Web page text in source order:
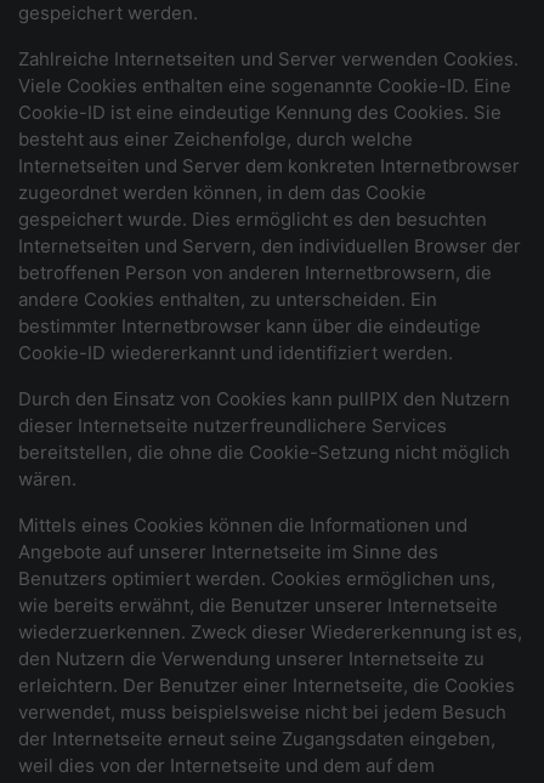
gespeichert werden.
Zahlreiche Internetseiten und Server verwenden Cookies.
Viele Cookies enthalten eine sogenannte Cookie-ID. Eine
Cookie-ID ist eine eindeutige Kennung des Cookies. Sie
besteht aus einer Zeichenfolge, durch welche
Internetseiten und Server dem konkreten Internetbrowser
zugeordnet werden können, in dem das Cookie
gespeichert wurde. Dies ermöglicht es den besuchten
Internetseiten und Servern, den individuellen Browser der
betroffenen Person von anderen Internetbrowsern, die
andere Cookies enthalten, zu unterscheiden. Ein
bestimmter Internetbrowser kann über die eindeutige
Cookie-ID wiedererkannt und identifiziert werden.
Durch den Einsatz von Cookies kann pullPIX den Nutzern
dieser Internetseite nutzerfreundlichere Services
bereitstellen, die ohne die Cookie-Setzung nicht möglich
wären.
Mittels eines Cookies können die Informationen und
Angebote auf unserer Internetseite im Sinne des
Benutzers optimiert werden. Cookies ermöglichen uns,
wie bereits erwähnt, die Benutzer unserer Internetseite
wiederzuerkennen. Zweck dieser Wiedererkennung ist es,
den Nutzern die Verwendung unserer Internetseite zu
erleichtern. Der Benutzer einer Internetseite, die Cookies
verwendet, muss beispielsweise nicht bei jedem Besuch
der Internetseite erneut seine Zugangsdaten eingeben,
weil dies von der Internetseite und dem auf dem